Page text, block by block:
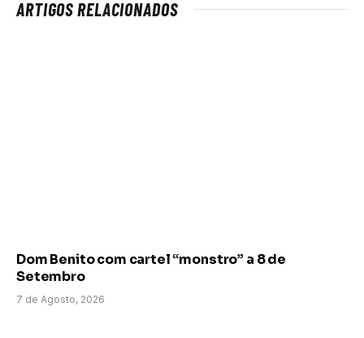
ARTIGOS RELACIONADOS
Dom Benito com cartel “monstro” a 8 de
Setembro
7 de Agosto, 2026